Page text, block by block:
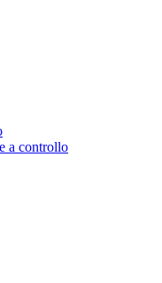
a controllo